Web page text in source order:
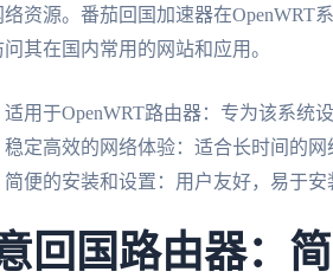
络资源。番茄回国加速器在OpenWRT
其在国内常用的网站和应用。
适用于OpenWRT路由器：专为该系统
稳定高效的网络体验：适合长时间的网
简便的安装和设置：用户友好，易于安
回国路由器：